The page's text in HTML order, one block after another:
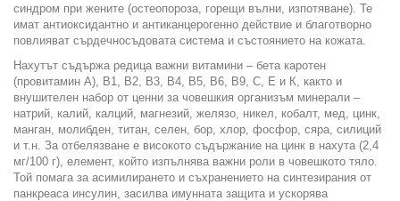
синдром при жените (остеопороза, горещи вълни, изпотяване). Те
имат антиоксидантно и антиканцерогенно действие и благотворно
повлияват сърдечносъдовата система и състоянието на кожата.
Нахутът съдържа редица важни витамини – бета каротен
(провитамин А), В1, В2, В3, В4, В5, В6, В9, С, Е и К, както и
внушителен набор от ценни за човешкия организъм минерали –
натрий, калий, калций, магнезий, желязо, никел, кобалт, мед, цинк,
манган, молибден, титан, селен, бор, хлор, фосфор, сяра, силиций
и т.н. За отбелязване е високото съдържание на цинк в нахута (2,4
мг/100 г), елемент, който изпълнява важни роли в човешкото тяло.
Той помага за асимилирането и съхранението на синтезирания от
панкреаса инсулин, засилва имунната защита и ускорява